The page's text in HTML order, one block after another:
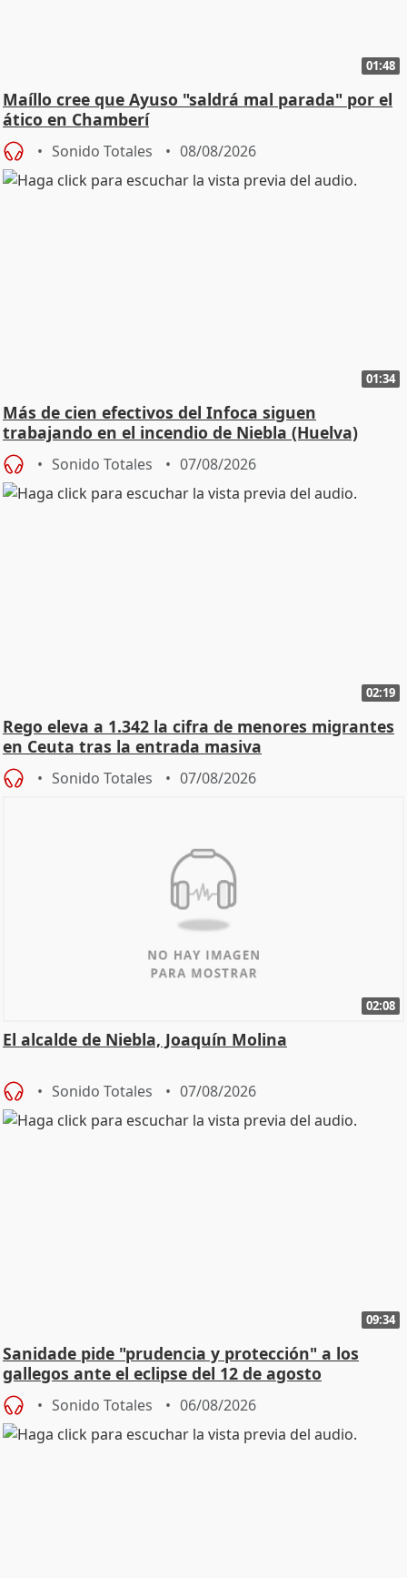
01:48
Maíllo cree que Ayuso "saldrá mal parada" por el
ático en Chamberí
Sonido Totales 08/08/2026
01:34
Más de cien efectivos del Infoca siguen
trabajando en el incendio de Niebla (Huelva)
Sonido Totales 07/08/2026
02:19
Rego eleva a 1.342 la cifra de menores migrantes
en Ceuta tras la entrada masiva
Sonido Totales 07/08/2026
02:08
El alcalde de Niebla, Joaquín Molina
Sonido Totales 07/08/2026
09:34
Sanidade pide "prudencia y protección" a los
gallegos ante el eclipse del 12 de agosto
Sonido Totales 06/08/2026